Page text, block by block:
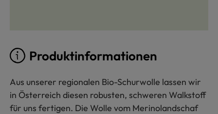
Produktinformationen
Aus unserer regionalen Bio-Schurwolle lassen wir
in Österreich diesen robusten, schweren Walkstoff
für uns fertigen. Die Wolle vom Merinolandschaf